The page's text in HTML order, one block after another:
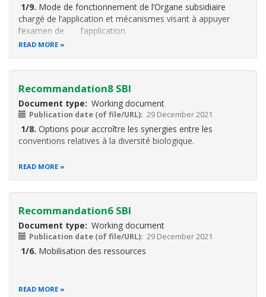
1/9. Mode de fonctionnement de l’Organe subsidiaire
chargé de l’application et mécanismes visant à appuyer
l’examen de l’application.
READ MORE
Recommandation8 SBI
Document type Working document
Publication date (of file/URL) 29 December 2021
1/8. Options pour accroître les synergies entre les
conventions relatives à la diversité biologique.
READ MORE
Recommandation6 SBI
Document type Working document
Publication date (of file/URL) 29 December 2021
1/6. Mobilisation des ressources
READ MORE